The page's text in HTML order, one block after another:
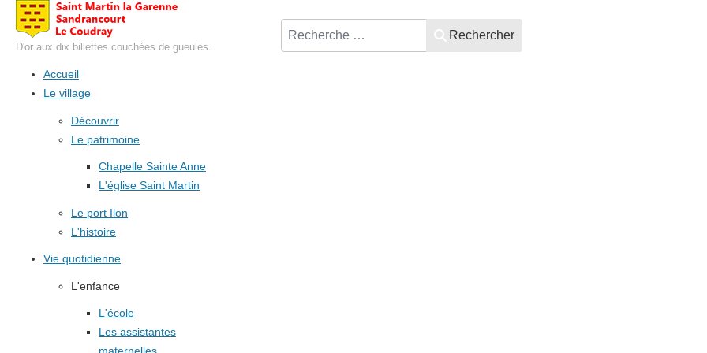
D'or aux dix billettes couchées de gueules.
Rechercher
Accueil
Le village
Découvrir
Le patrimoine
Chapelle Sainte Anne
L'église Saint Martin
Le port Ilon
L'histoire
Vie quotidienne
L'enfance
L'école
Les assistantes